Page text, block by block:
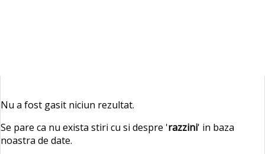
Nu a fost gasit niciun rezultat.
Se pare ca nu exista stiri cu si despre 'razzini' in baza
noastra de date.